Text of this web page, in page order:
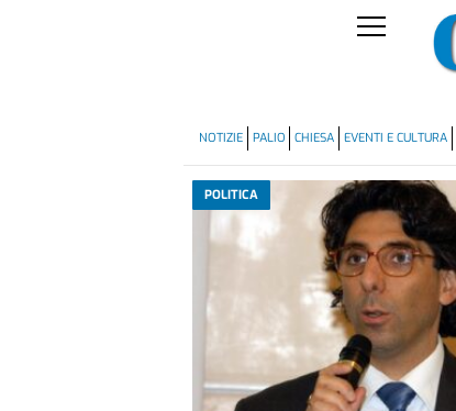
NOTIZIE PALIO CHIESA EVENTI E CULTURA
POLITICA